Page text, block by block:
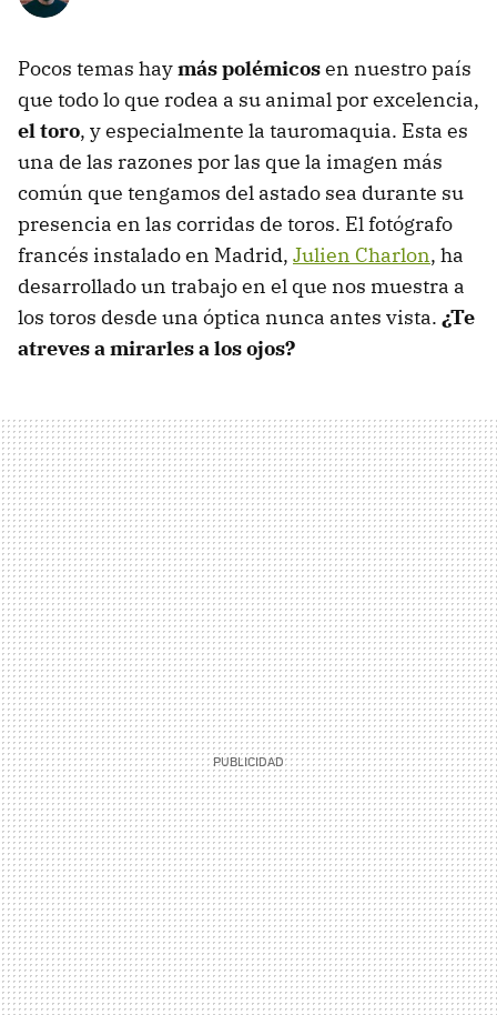
Pocos temas haymás polémicosen nuestro país
que todo lo que rodea a su animal por excelencia,
el toro, y especialmente la tauromaquia. Esta es
una de las razones por las que la imagen más
común que tengamos del astado sea durante su
presencia en las corridas de toros. El fotógrafo
francés instalado en Madrid, Julien Charlon, ha
desarrollado un trabajo en el que nos muestra a
los toros desde una óptica nunca antes vista. ¿Te
atreves a mirarles a los ojos?